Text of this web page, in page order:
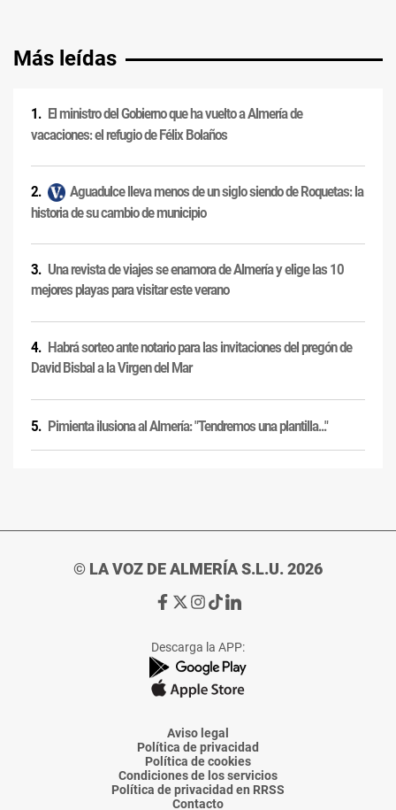
Más leídas
El ministro del Gobierno que ha vuelto a Almería de
vacaciones: el refugio de Félix Bolaños
Aguadulce lleva menos de un siglo siendo de Roquetas: la
historia de su cambio de municipio
Una revista de viajes se enamora de Almería y elige las 10
mejores playas para visitar este verano
Habrá sorteo ante notario para las invitaciones del pregón de
David Bisbal a la Virgen del Mar
Pimienta ilusiona al Almería: "Tendremos una plantilla..."
© LA VOZ DE ALMERÍA S.L.U. 2026
Ir
de
La
Voz
Almería
Ir
de
La
Voz
Almería
Ir
de
La
Voz
Almería
Ir
de
La
Voz
Almería
Ir
de
La
Voz
Descarga la APP:
Aviso legal
Política de privacidad
Política de cookies
Condiciones de los servicios
Política de privacidad en RRSS
Contacto